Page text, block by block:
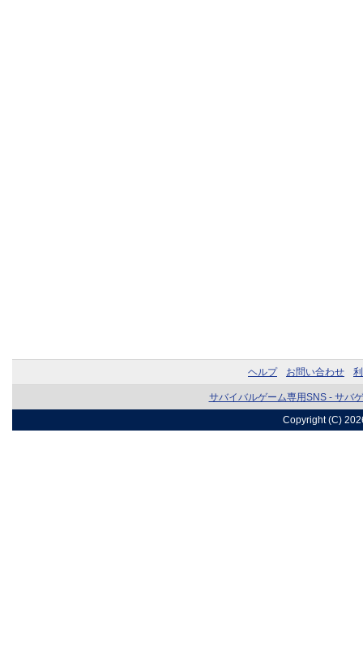
ヘルプ お問い合わせ
サバイバルゲーム専用SNS - サバ
Copyright (C)